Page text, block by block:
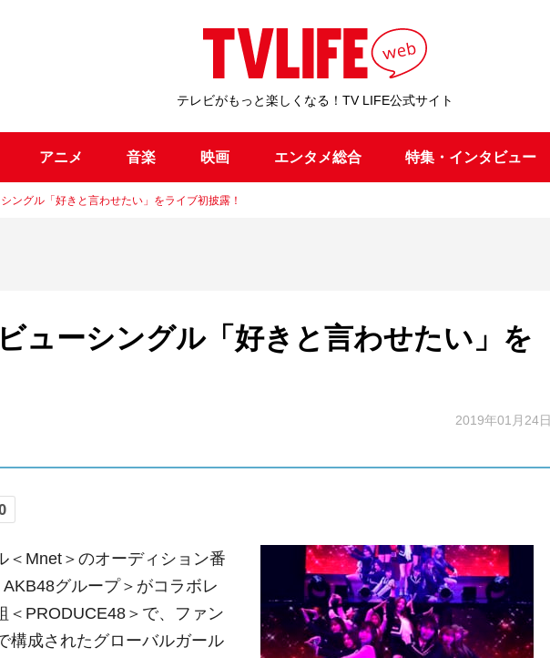
テレビがもっと楽しくなる！TV LIFE公式サイト
アニメ 音楽 映画 エンタメ総合 特集・インタビュー
ングル「好きと言わせたい」をライブ初披露！
ューシングル「好きと言わせたい」を
2019年01月24日
Mnet＞のオーディション番
グループ＞がコラボレ
＜PRODUCE48＞で、ファン
構成されたグローバルガール